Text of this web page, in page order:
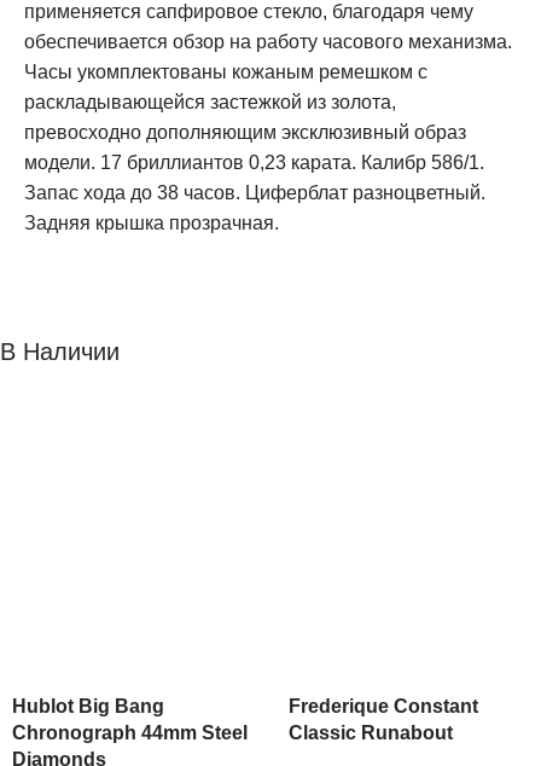
применяется сапфировое стекло, благодаря чему
обеспечивается обзор на работу часового механизма.
Часы укомплектованы кожаным ремешком с
раскладывающейся застежкой из золота,
превосходно дополняющим эксклюзивный образ
модели. 17 бриллиантов 0,23 карата. Калибр 586/1.
Запас хода до 38 часов. Циферблат разноцветный.
Задняя крышка прозрачная.
В Наличии
Hublot Big Bang
Chronograph 44mm Steel
Diamonds
Frederique Constant
Classic Runabout